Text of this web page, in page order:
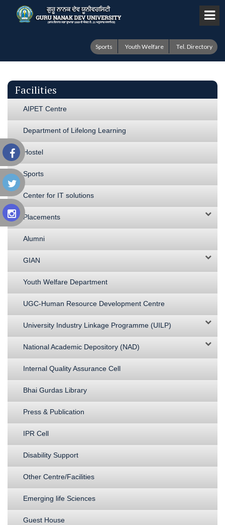
Sports Youth Welfare Tel. Directory
Facilities
AIPET Centre
Department of Lifelong Learning
Hostel
Sports
Center for IT solutions
Placements
Alumni
GIAN
Youth Welfare Department
UGC-Human Resource Development Centre
University Industry Linkage Programme (UILP)
National Academic Depository (NAD)
Internal Quality Assurance Cell
Bhai Gurdas Library
Press & Publication
IPR Cell
Disability Support
Other Centre/Facilities
Emerging life Sciences
Guest House